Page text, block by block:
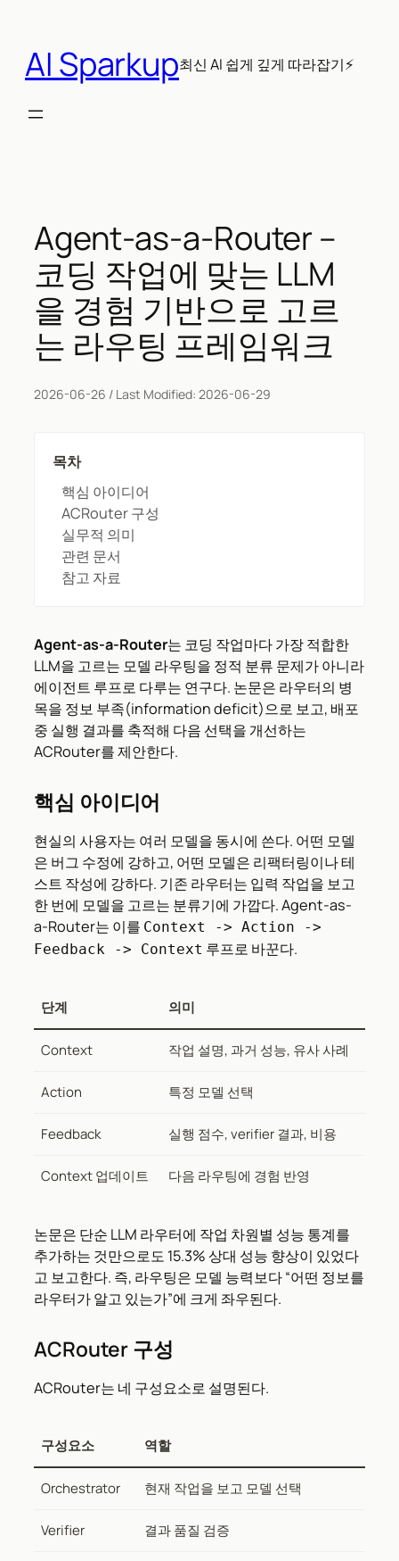
AI Sparkup최신 AI 쉽게 깊게 따라잡기⚡
Agent-as-a-Router –
코딩 작업에 맞는 LLM
을 경험 기반으로 고르
는 라우팅 프레임워크
2026-06-26 / Last Modified: 2026-06-29
목차
핵심 아이디어
ACRouter 구성
실무적 의미
관련 문서
참고 자료
Agent-as-a-Router는 코딩 작업마다 가장 적합한
LLM을 고르는 모델 라우팅을 정적 분류 문제가 아니라
에이전트 루프로 다루는 연구다. 논문은 라우터의 병
목을 정보 부족(information deficit)으로 보고, 배포
중 실행 결과를 축적해 다음 선택을 개선하는
ACRouter를 제안한다.
핵심 아이디어
현실의 사용자는 여러 모델을 동시에 쓴다. 어떤 모델
은 버그 수정에 강하고, 어떤 모델은 리팩터링이나 테
스트 작성에 강하다. 기존 라우터는 입력 작업을 보고
한 번에 모델을 고르는 분류기에 가깝다. Agent-as-
a-Router는 이를 Context -> Action ->
Feedback -> Context 루프로 바꾼다.
단계 의미
Context 작업 설명, 과거 성능, 유사 사례
Action 특정 모델 선택
Feedback 실행 점수, verifier 결과, 비용
Context 업데이트 다음 라우팅에 경험 반영
논문은 단순 LLM 라우터에 작업 차원별 성능 통계를
추가하는 것만으로도 15.3% 상대 성능 향상이 있었다
고 보고한다. 즉, 라우팅은 모델 능력보다 “어떤 정보를
라우터가 알고 있는가”에 크게 좌우된다.
ACRouter 구성
ACRouter는 네 구성요소로 설명된다.
구성요소 역할
Orchestrator 현재 작업을 보고 모델 선택
Verifier 결과 품질 검증